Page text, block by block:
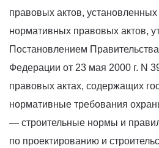
правовых актов,
нормативных правовых актов,
Постановлением
Федерации от 23 мая 2000 г. N
правовых актах, содержащих
нормативные требования
— строительные нормы и
по проектированию и